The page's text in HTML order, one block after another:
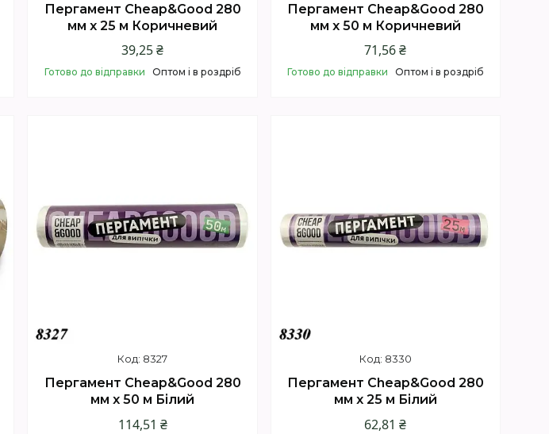
Пергамент Cheap&Good 280
мм х 25 м Коричневий
39,25 ₴
Готово до відправки Оптом і в роздріб
Пергамент Cheap&Good 280
мм х 50 м Коричневий
71,56 ₴
Готово до відправки Оптом і в роздріб
8327
Пергамент Cheap&Good 280
мм х 50 м Білий
114,51 ₴
8330
Пергамент Cheap&Good 280
мм х 25 м Білий
62,81 ₴